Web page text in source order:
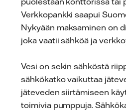
Verkkopankki saapui
Nykyään maksaminen on
joka vaatii sähköä ja
Vesi on sekin sähköstä
sähkökatko vaikuttaa
jäteveden siirtämiseen
toimivia pumppuja.